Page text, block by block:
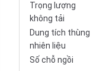
Trọng lượng
không tải
Dung tích thùng
nhiên liệu
Số chỗ ngồi